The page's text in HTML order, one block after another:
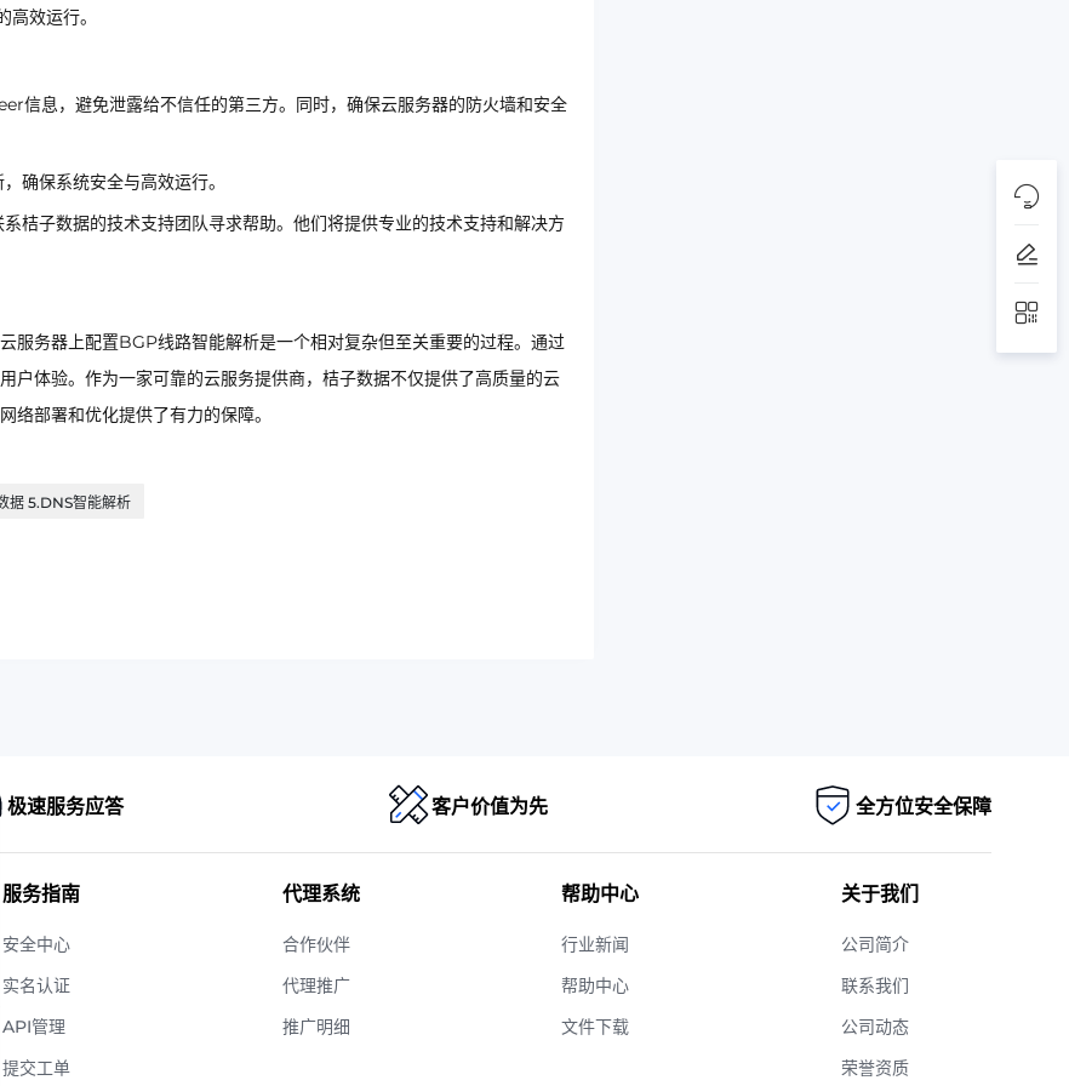
效运行。
信息，避免泄露给不信任的第三方。同时，确保云服务器的防火墙和安全
确保系统安全与高效运行。
桔子数据的技术支持团队寻求帮助。他们将提供专业的技术支持和解决方
服务器上配置BGP线路智能解析是一个相对复杂但至关重要的过程。通过
户体验。作为一家可靠的云服务提供商，桔子数据不仅提供了高质量的云
络部署和优化提供了有力的保障。
据 5.DNS智能解析
极速服务应答 客户价值为先 全方位安全保障
服务指南
安全中心
实名认证
API管理
提交工单
代理系统
合作伙伴
代理推广
推广明细
帮助中心
行业新闻
帮助中心
文件下载
关于我们
公司简介
联系我们
公司动态
荣誉资质